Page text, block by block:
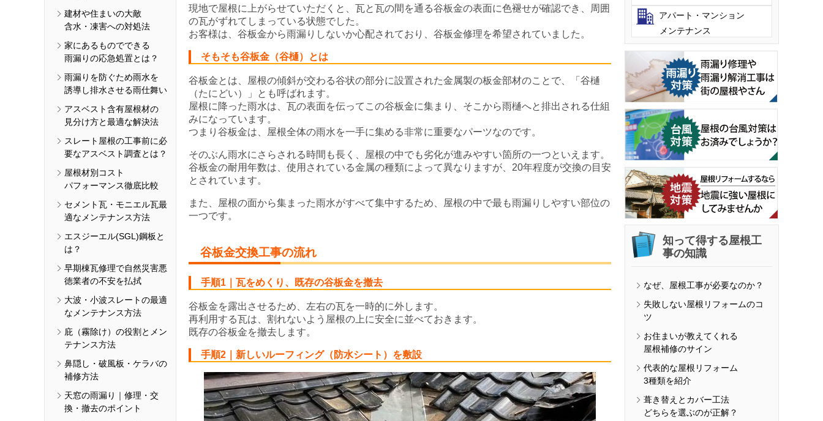
建材や住まいの大敵
含水・凍害への対処法
家にあるものでできる
雨漏りの応急処置とは？
雨漏りを防ぐため雨水を
誘導し排水させる雨仕舞い
アスベスト含有屋根材の
見分け方と最適な解決法
スレート屋根の工事前に必
要なアスベスト調査とは？
屋根材別コスト
パフォーマンス徹底比較
セメント瓦・モニエル瓦最
適なメンテナンス方法
エスジーエル(SGL)鋼板と
は？
早期棟瓦修理で自然災害悪
徳業者の不安を払拭
大波・小波スレートの最適
なメンテナンス方法
庇（霧除け）の役割とメン
テナンス方法
鼻隠し・破風板・ケラバの
補修方法
天窓の雨漏り｜修理・交
換・撤去のポイント
現地で屋根に上がらせていただくと、瓦と瓦の間を通る谷板金の表面に色褪せが確認でき、周囲
の瓦がずれてしまっている状態でした。
お客様は、谷板金から雨漏りしないか心配されており、谷板金修理を希望されていました。
そもそも谷板金（谷樋）とは
谷板金とは、屋根の傾斜が交わる谷状の部分に設置された金属製の板金部材のことで、「谷樋
（たにどい）」とも呼ばれます。
屋根に降った雨水は、瓦の表面を伝ってこの谷板金に集まり、そこから雨樋へと排出される仕組
みになっています。
つまり谷板金は、屋根全体の雨水を一手に集める非常に重要なパーツなのです。
そのぶん雨水にさらされる時間も長く、屋根の中でも劣化が進みやすい箇所の一つといえます。
谷板金の耐用年数は、使用されている金属の種類によって異なりますが、20年程度が交換の目安
とされています。
また、屋根の面から集まった雨水がすべて集中するため、屋根の中で最も雨漏りしやすい部位の
一つです。
谷板金交換工事の流れ
手順1｜瓦をめくり、既存の谷板金を撤去
谷板金を露出させるため、左右の瓦を一時的に外します。
再利用する瓦は、割れないよう屋根の上に安全に並べておきます。
既存の谷板金を撤去します。
手順2｜新しいルーフィング（防水シート）を敷設
アパート・マンション
メンテナンス
知って得する屋根工
事の知識
なぜ、屋根工事が必要なのか？
失敗しない屋根リフォームのコ
ツ
お住まいが教えてくれる
屋根補修のサイン
代表的な屋根リフォーム
3種類を紹介
葺き替えとカバー工法
どちらを選ぶのが正解？